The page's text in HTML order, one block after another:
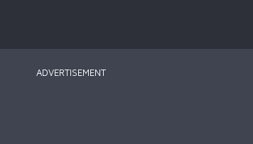
ADVERTISEMENT